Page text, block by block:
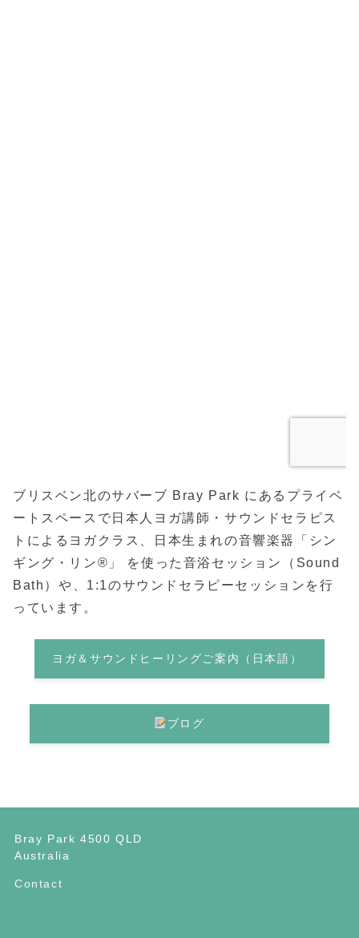
ブリスベン北のサバーブ Bray Park にあるプライベ
ートスペースで日本人ヨガ講師・サウンドセラピス
トによるヨガクラス、日本生まれの音響楽器「シン
ギング・リン®」 を使った音浴セッション（Sound
Bath）や、1:1のサウンドセラピーセッションを行
っています。
ヨガ＆サウンドヒーリングご案内（日本語）
ブログ
Bray Park 4500 QLD
Australia
Contact